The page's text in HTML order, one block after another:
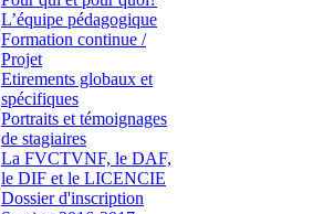
L’équipe pédagogique
Formation continue /
Projet
Etirements globaux et
spécifiques
Portraits et témoignages
de stagiaires
La FVCTVNF, le DAF,
le DIF et le LICENCIE
Dossier d'inscription